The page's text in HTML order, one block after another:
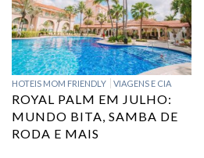
HOTEIS MOM FRIENDLY VIAGENS E CIA
ROYAL PALM EM JULHO:
MUNDO BITA, SAMBA DE
RODA E MAIS